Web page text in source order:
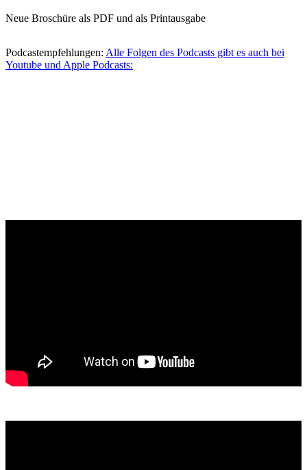
Neue Broschüre als PDF und als Printausgabe
Podcastempfehlungen: Alle Folgen des Podcasts gibt es auch bei
Youtube und Apple Podcasts: